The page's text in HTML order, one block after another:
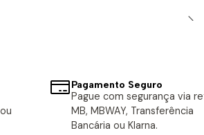
Pagamento Seguro
Pague com segurança via
MB, MBWAY, Transferência
Bancária ou Klarna.